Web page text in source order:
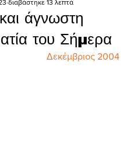
άγνωστη
του Σήμερα
διαβάστηκε 13 λεπτά
Δεκέμβριος 2004